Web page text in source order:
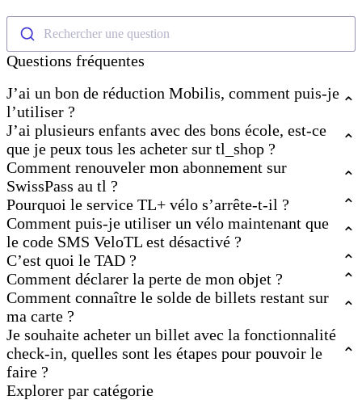
Rechercher une question
Questions fréquentes
J’ai un bon de réduction Mobilis, comment puis-je
l’utiliser ?
J’ai plusieurs enfants avec des bons école, est-ce
que je peux tous les acheter sur tl_shop ?
Comment renouveler mon abonnement sur
SwissPass au tl ?
Pourquoi le service TL+ vélo s’arrête-t-il ?
Comment puis-je utiliser un vélo maintenant que
le code SMS VeloTL est désactivé ?
C’est quoi le TAD ?
Comment déclarer la perte de mon objet ?
Comment connaître le solde de billets restant sur
ma carte ?
Je souhaite acheter un billet avec la fonctionnalité
check-in, quelles sont les étapes pour pouvoir le
faire ?
Explorer par catégorie